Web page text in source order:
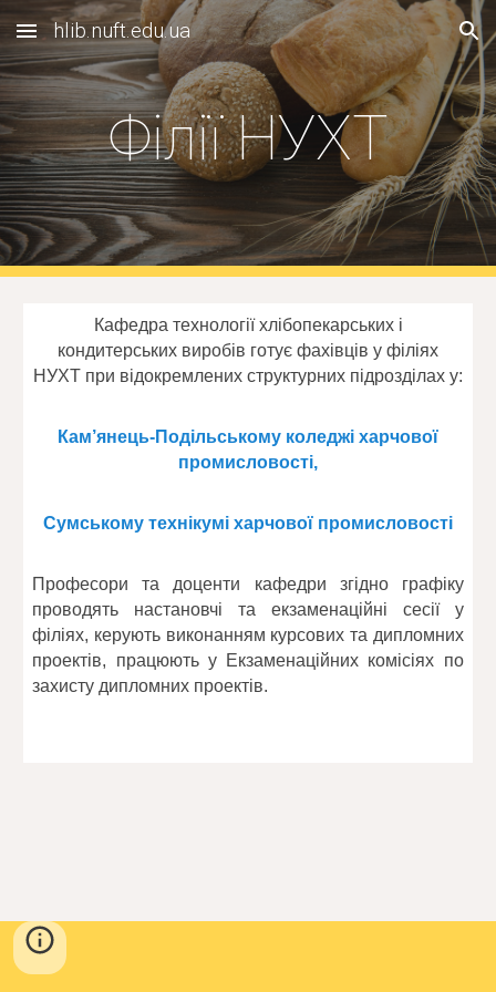
Skip to main content Skip to navigation
hlib.nuft.edu.ua
Філії НУХТ
Кафедра технології хлібопекарських і
кондитерських виробів готує фахівців у філіях
НУХТ при відокремлених структурних підрозділах у:
Кам’янець-Подільському коледжі харчової
промисловості,
Сумському технікумі харчової промисловості
Професори та доценти кафедри згідно графіку
проводять настановчі та екзаменаційні сесії у
філіях, керують виконанням курсових та дипломних
проектів, працюють у Екзаменаційних комісіях по
захисту дипломних проектів.